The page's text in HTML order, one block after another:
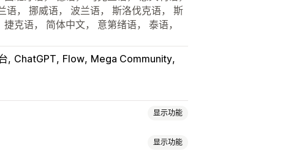
语， 挪威语， 波兰语， 斯洛伐克语， 斯
克语， 简体中文， 意第绪语， 泰语，
ChatGPT Flow Mega Community
显示功能
显示功能